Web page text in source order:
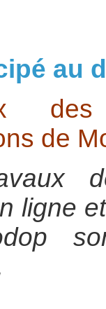
au
de
ligne